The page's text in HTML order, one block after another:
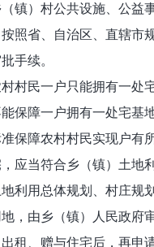
村公共设施、公益事
照省、自治区、直辖市
手续。
一户只能拥有一处宅
障一户拥有一处宅基地
保障农村村民实现户有
当符合乡（镇）土地利
利用总体规划、村庄规
由乡（镇）人民政府审
、赠与住宅后，再申